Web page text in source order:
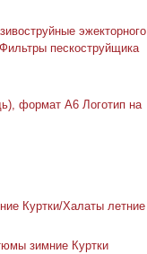
эжекторного
Фильтры пескоструйщика
формат А6 Логотип на
Куртки/Халаты летние
зимние Куртки